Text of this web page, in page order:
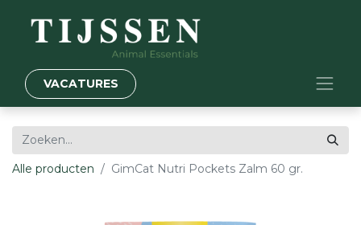
VACATURES
Alle producten GimCat Nutri Pockets Zalm 60 gr.